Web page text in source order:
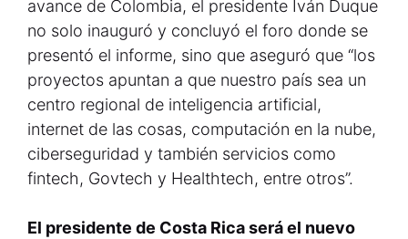
avance de Colombia, el presidente Iván Duque
no solo inauguró y concluyó el foro donde se
presentó el informe, sino que aseguró que “los
proyectos apuntan a que nuestro país sea un
centro regional de inteligencia artificial,
internet de las cosas, computación en la nube,
ciberseguridad y también servicios como
fintech, Govtech y Healthtech, entre otros”.
El presidente de Costa Rica será el nuevo